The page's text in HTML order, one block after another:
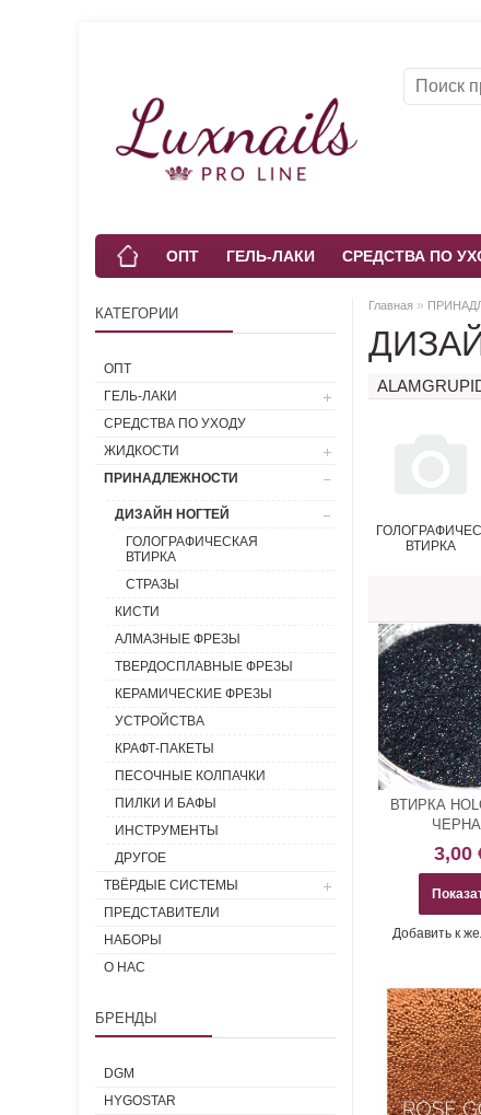
ОПТ ГЕЛЬ-ЛАКИ СРЕДСТВА ПО
КАТЕГОРИИ
ОПТ
ГЕЛЬ-ЛАКИ
СРЕДСТВА ПО УХОДУ
ЖИДКОСТИ
ПРИНАДЛЕЖНОСТИ
ДИЗАЙН НОГТЕЙ
ГОЛОГРАФИЧЕСКАЯ
ВТИРКА
СТРАЗЫ
КИСТИ
АЛМАЗНЫЕ ФРЕЗЫ
ТВЕРДОСПЛАВНЫЕ ФРЕЗЫ
КЕРАМИЧЕСКИЕ ФРЕЗЫ
УСТРОЙСТВА
КРАФТ-ПАКЕТЫ
ПЕСОЧНЫЕ КОЛПАЧКИ
ПИЛКИ И БАФЫ
ИНСТРУМЕНТЫ
ДРУГОЕ
ТВЁРДЫЕ СИСТЕМЫ
ПРЕДСТАВИТЕЛИ
НАБОРЫ
О НАС
БРЕНДЫ
DGM
HYGOSTAR
Главная »
ВТИРКА
ВТИРКА
3,00
Добавить к